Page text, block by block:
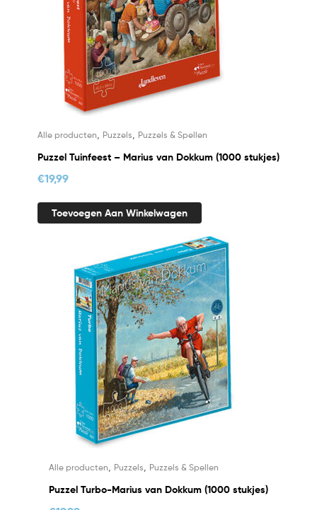
Alle producten Puzzels Puzzels & Spellen
Puzzel Tuinfeest – Marius van Dokkum (1000 stukjes)
€19,99
Toevoegen Aan Winkelwagen
Alle producten Puzzels Puzzels & Spellen
Puzzel Turbo-Marius van Dokkum (1000 stukjes)